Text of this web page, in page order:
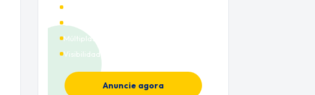
Múltiplas categorias
Visibilidade premium
Anuncie agora